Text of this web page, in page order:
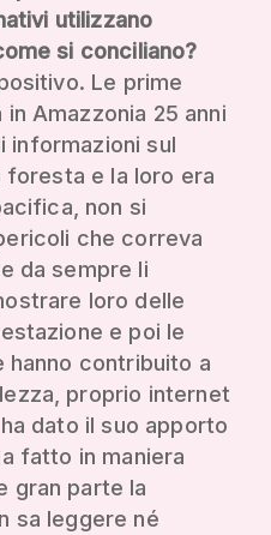
utilizzano
si conciliano?
Le prime
Amazzonia 25 anni
informazioni sul
foresta e la loro era
non si
che correva
da sempre li
loro delle
e poi le
hanno contribuito a
proprio internet
dato il suo apporto
fatto in maniera
gran parte la
sa leggere né